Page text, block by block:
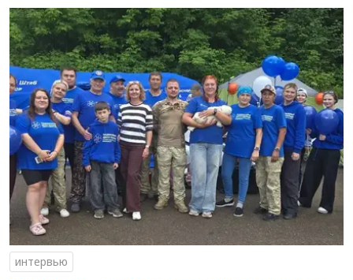
интервью